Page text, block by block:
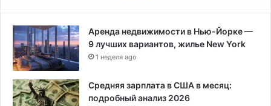
Аренда недвижимости в Нью-Йорке —
9 лучших вариантов, жилье New York
1 неделя ago
Средняя зарплата в США в месяц:
подробный анализ 2026